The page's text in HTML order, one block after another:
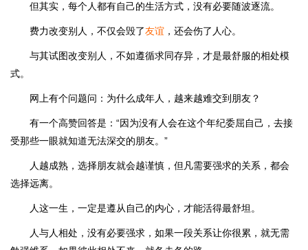
但其实，每个人都有自己的生活方式，没有必要随波逐流。
费力改变别人，不仅会毁了友谊 ，还会伤了人心。
与其试图改变别人，不如遵循求同存异，才是最舒服的相处模
式。
网上有个问题问：为什么成年人，越来越难交到朋友？
有一个高赞回答是：“因为没有人会在这个年纪委屈自己，去接
受那些一眼就知道无法深交的朋友。”
人越成熟，选择朋友就会越谨慎，但凡需要强求的关系，都会
选择远离。
人这一生，一定是遵从自己的内心，才能活得最舒坦。
人与人相处，没有必要强求，如果一段关系让你很累，就无需